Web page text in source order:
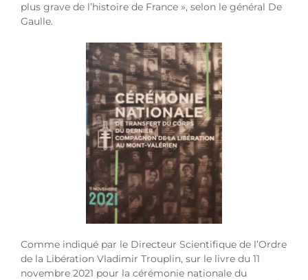
plus grave de l’histoire de France », selon le général De
Gaulle.
Comme indiqué par le Directeur Scientifique de l’Ordre
de la Libération Vladimir Trouplin, sur le livre du 11
novembre 2021 pour la cérémonie nationale du